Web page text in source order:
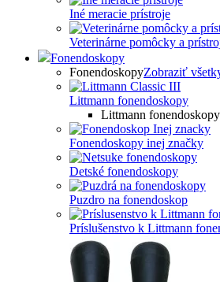
Iné meracie prístroje
Veterinárne pomôcky a
Fonendoskopy
FonendoskopyZobraziť
Littmann fonendoskopy
Littmann fonendoskopy
Fonendoskopy inej značky
Detské fonendoskopy
Puzdro na fonendoskop
Príslušenstvo k Littmann